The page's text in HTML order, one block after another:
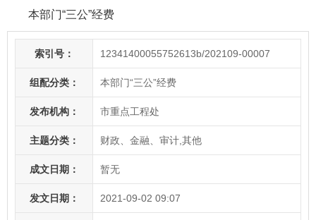
本部门“三公”经费
索引号： 12341400055752613b/202109-00007
组配分类： 本部门“三公”经费
发布机构： 市重点工程处
主题分类： 财政、金融、审计,其他
成文日期： 暂无
发文日期： 2021-09-02 09:07